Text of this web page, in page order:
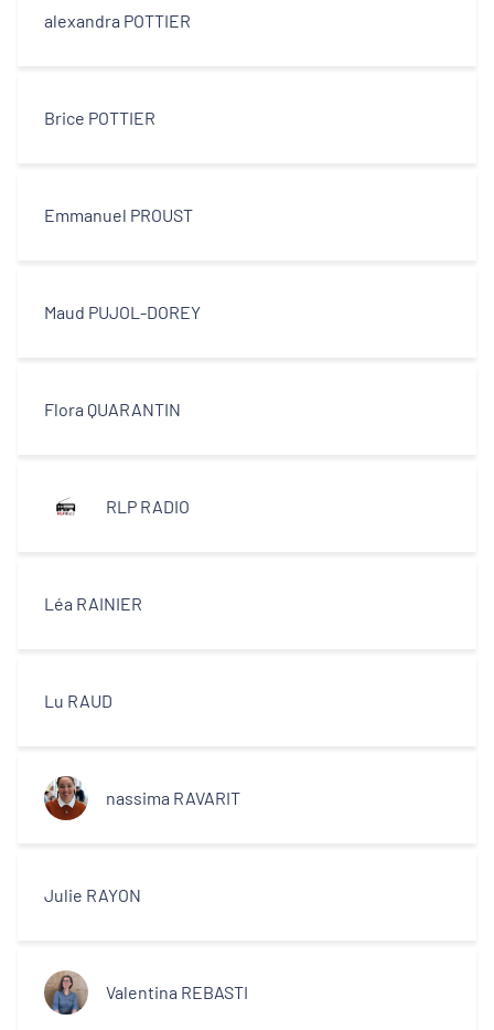
Equipe technique et ingénierie
Partenaires
alexandra POTTIER
Brice POTTIER
Emmanuel PROUST
Maud PUJOL-DOREY
Flora QUARANTIN
RLP RADIO
Léa RAINIER
Lu RAUD
nassima RAVARIT
Julie RAYON
Valentina REBASTI